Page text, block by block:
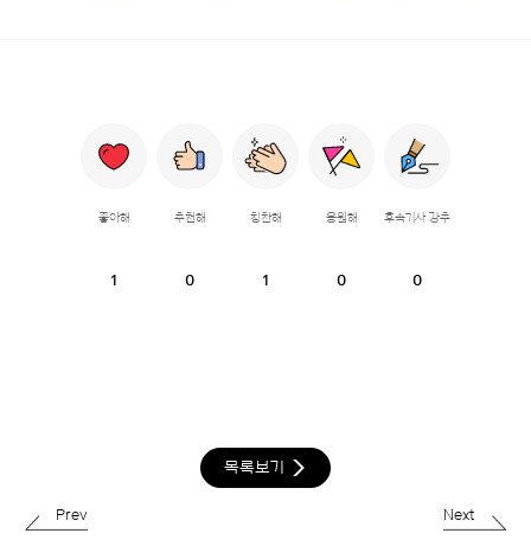
좋아해
1
추천해
0
칭찬해
1
응원해
0
후속기사 강추
0
목록보기
Prev Next